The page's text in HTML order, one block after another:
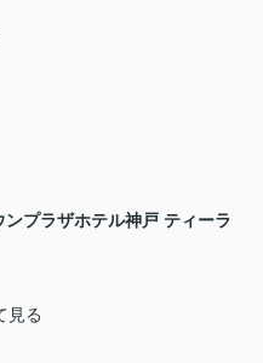
プラザホテル神戸 ティーラ
見る